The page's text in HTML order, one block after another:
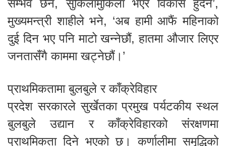
सम्भव छैन, सुकिलामुकिला भएर विकास हुँदैन’,
मुख्यमन्त्री शाहीले भने, ‘अब हामी आफैं महिनाको
दुई दिन भए पनि माटो खन्नेछौं, हातमा औजार लिएर
जनतासँगै काममा खट्नेछौं।’
प्राथमिकतामा बुलबुले र काँक्रेविहार
प्रदेश सरकारले सुर्खेतका प्रमुख पर्यटकीय स्थल
बुलबुले उद्यान र काँक्रेविहारको संरक्षणमा
प्राथमिकता दिने भएको छ। कर्णालीमा समृद्धिको